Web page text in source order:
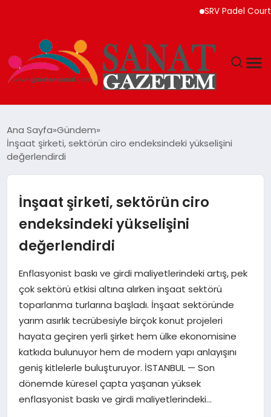
SRV Padel Court,
TEKNOLOJI
SPOR
YAŞAM
EKONOMI
SAĞLIK
DÜNYA
EĞITIM
Ana Sayfa Gündem
İnşaat şirketi, sektörün ciro endeksindeki yükselişini
değerlendirdi
İnşaat şirketi, sektörün ciro
endeksindeki yükselişini
değerlendirdi
Enflasyonist baskı ve girdi maliyetlerindeki artış, pek
çok sektörü etkisi altına alırken inşaat sektörü
toparlanma turlarına başladı. İnşaat sektöründe
yarım asırlık tecrübesiyle birçok konut projeleri
hayata geçiren yerli şirket hem ülke ekonomisine
katkıda bulunuyor hem de modern yapı anlayışını
geniş kitlelerle buluşturuyor. İSTANBUL — Son
dönemde küresel çapta yaşanan yüksek
enflasyonist baskı ve girdi maliyetlerindeki…